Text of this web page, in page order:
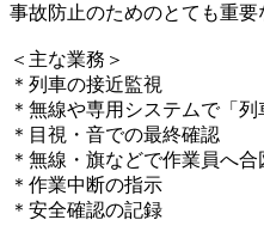
事故防止のためのとても重要
＜主な業務＞
＊列車の接近監視
＊無線や専用システムで「
＊目視・音での最終確認
＊無線・旗などで作業員へ
＊作業中断の指示
＊安全確認の記録